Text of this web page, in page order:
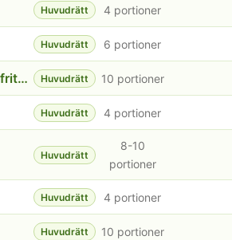
Huvudrätt 4 portioner
Huvudrätt 6 portioner
Fläsknoisette med grönpepparsås och pommes frites Huvudrätt 10 portioner
Huvudrätt 4 portioner
Huvudrätt
8-10
portioner
Huvudrätt 4 portioner
Huvudrätt 10 portioner